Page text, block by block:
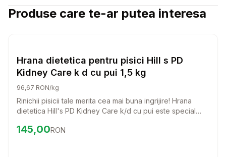
Produse care te-ar putea interesa
Hrana dietetica pentru pisici Hill s PD
Kidney Care k d cu pui 1,5 kg
96,67 RON/kg
Rinichii pisicii tale merita cea mai buna ingrijire! Hrana
dietetica Hill's PD Kidney Care k/d cu pui este special
progresia afectiunilor renale. O alegere delicioasa si
Preț: 145.00
145,00RON